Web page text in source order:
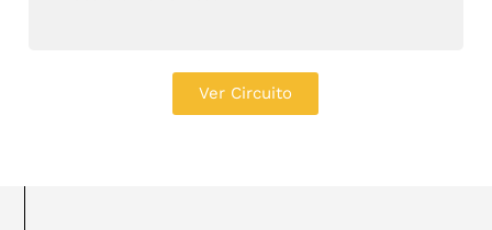
Ver Circuito